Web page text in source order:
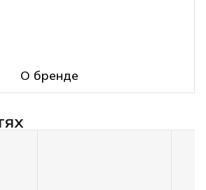
О бренде